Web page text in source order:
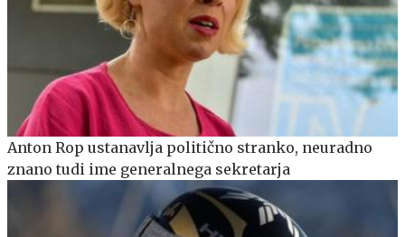
Anton Rop ustanavlja politično stranko, neuradno
znano tudi ime generalnega sekretarja